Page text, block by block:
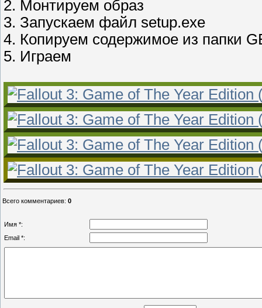
2. Монтируем образ
3. Запускаем файл setup.exe
4. Копируем содержимое из папки
5. Играем
Всего комментариев: 0
Имя *:
Email *: